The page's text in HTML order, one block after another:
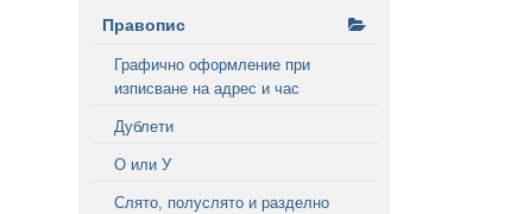
Правопис
Графично оформление при
изписване на адрес и час
Дублети
О или У
Слято, полуслято и разделно